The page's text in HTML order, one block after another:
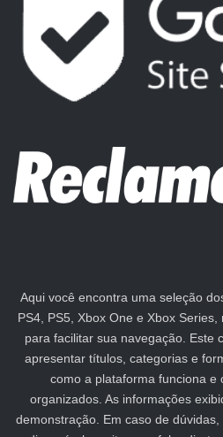
Aqui você encontra uma seleção
PS4, PS5, Xbox One e Xbox
para facilitar sua navegação. Este
apresentar títulos, categorias e
como a plataforma funciona e
organizados. As informações
demonstração. Em caso de